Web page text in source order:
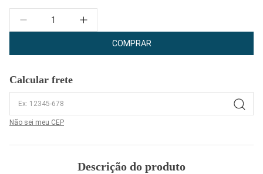
Quantidade
COMPRAR
Calcular frete
Não sei meu CEP
Descrição do produto